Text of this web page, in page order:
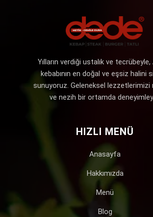
Yılların verdiği ustalık ve tecrübeyle,
kebabının en doğal ve eşsiz halini
sunuyoruz. Geleneksel lezzetlerimizi
ve nezih bir ortamda
HIZLI MENÜ
Anasayfa
Hakkımızda
Menü
Blog